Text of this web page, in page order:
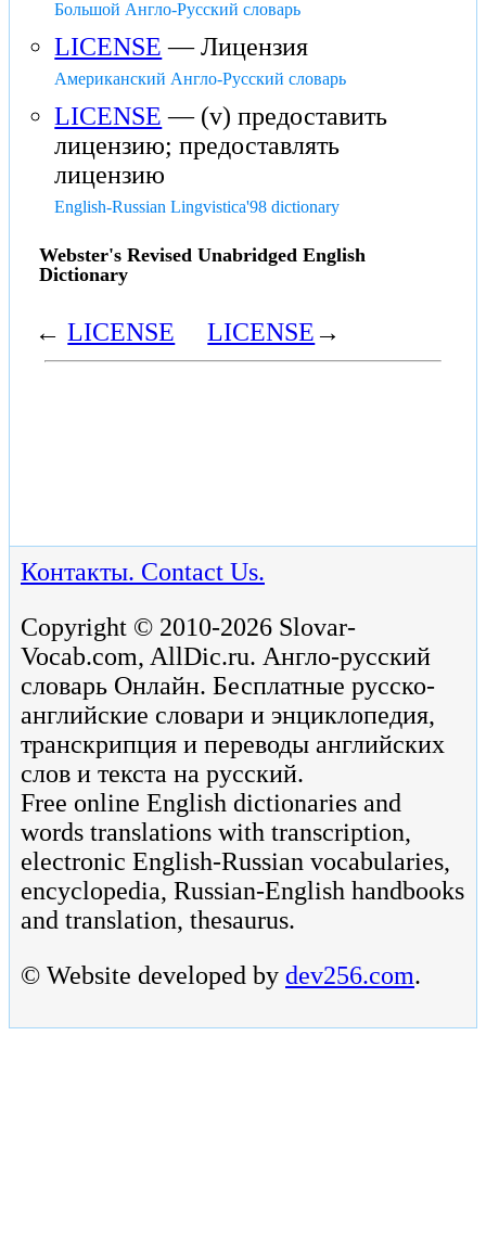
Большой Англо-Русский словарь
LICENSE — Лицензия
Американский Англо-Русский словарь
LICENSE — (v) предоставить
лицензию; предоставлять
лицензию
English-Russian Lingvistica'98 dictionary
Webster's Revised Unabridged English
Dictionary
←LICENSE LICENSE→
Контакты. Contact Us.
Copyright © 2010-2026 Slovar-
Vocab.com, AllDic.ru. Англо-русский
словарь Онлайн. Бесплатные русско-
английские словари и энциклопедия,
транскрипция и переводы английских
слов и текста на русский.
Free online English dictionaries and
words translations with transcription,
electronic English-Russian vocabularies,
encyclopedia, Russian-English handbooks
and translation, thesaurus.
© Website developed by dev256.com.